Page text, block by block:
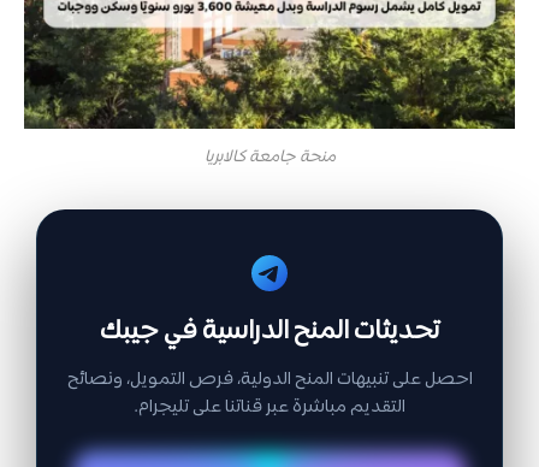
منحة جامعة كالابريا
تحديثات المنح الدراسية في جيبك
احصل على تنبيهات المنح الدولية، فرص التمويل، ونصائح
التقديم مباشرة عبر قناتنا على تليجرام.